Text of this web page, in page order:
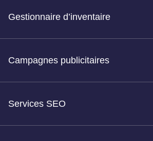
Gestionnaire d’inventaire
Campagnes publicitaires
Services SEO